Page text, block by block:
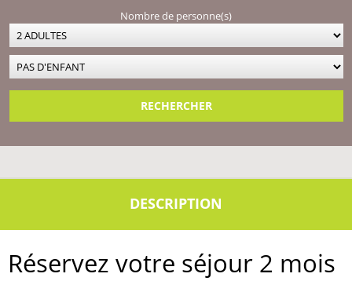
Nombre de personne(s)
Réservez votre séjour 2 mois